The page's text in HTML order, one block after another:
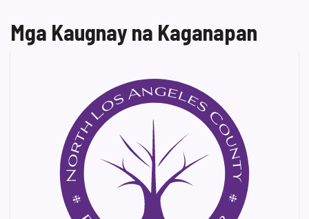
Mga Kaugnay na Kaganapan